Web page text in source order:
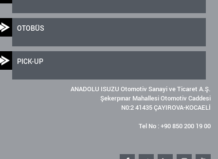
OTOBÜS
PICK-UP
ANADOLU ISUZU Otomotiv Sanayi ve Ticaret A.Ş.
Şekerpınar Mahallesi Otomotiv Caddesi
N0:2 41435 ÇAYIROVA-KOCAELİ
Tel No : +90 850 200 19 00